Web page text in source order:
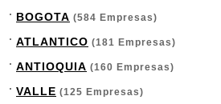
BOGOTA (584 Empresas)
ATLANTICO (181 Empresas)
ANTIOQUIA (160 Empresas)
VALLE (125 Empresas)